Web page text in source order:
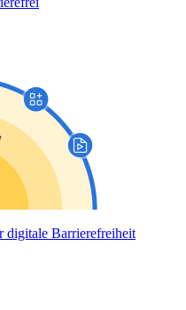
digitale Barrierefreiheit